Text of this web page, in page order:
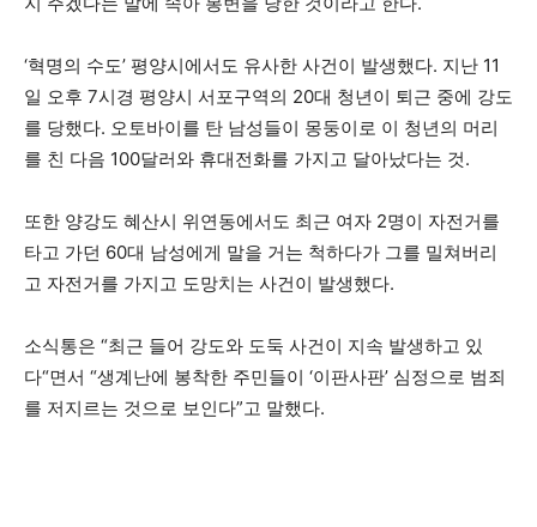
‘혁명의 수도’ 평양시에서도 유사한 사건이 발생했다. 지난 11
일 오후 7시경 평양시 서포구역의 20대 청년이 퇴근 중에 강도
를 당했다. 오토바이를 탄 남성들이 몽둥이로 이 청년의 머리
를 친 다음 100달러와 휴대전화를 가지고 달아났다는 것.
또한 양강도 혜산시 위연동에서도 최근 여자 2명이 자전거를
타고 가던 60대 남성에게 말을 거는 척하다가 그를 밀쳐버리
고 자전거를 가지고 도망치는 사건이 발생했다.
소식통은 “최근 들어 강도와 도둑 사건이 지속 발생하고 있
다“면서 “생계난에 봉착한 주민들이 ‘이판사판’ 심정으로 범죄
를 저지르는 것으로 보인다”고 말했다.